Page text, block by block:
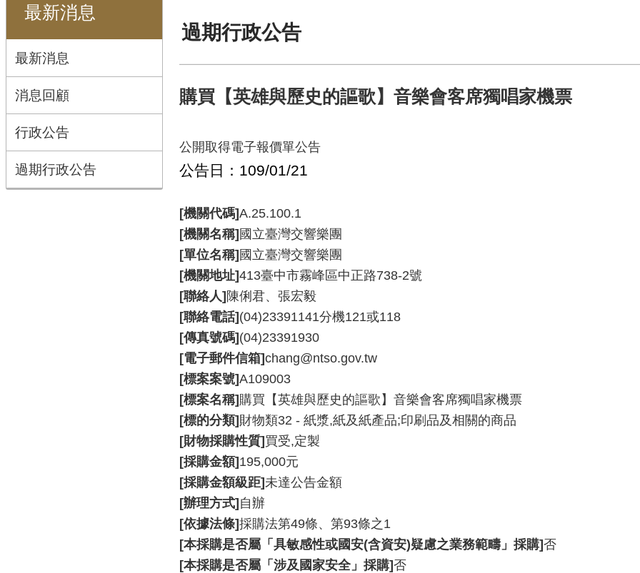
最新消息
最新消息
消息回顧
行政公告
過期行政公告
過期行政公告
購買【英雄與歷史的謳歌】音樂會客席獨唱家機票
公開取得電子報價單公告
公告日：109/01/21
[機關代碼]A.25.100.1
[機關名稱] 國立臺灣交響樂團
[單位名稱] 國立臺灣交響樂團
[機關地址]413臺中市霧峰區中正路738-2號
[聯絡人] 陳俐君、張宏毅
[聯絡電話] (04)23391141分機121或118
[傳真號碼] (04)23391930
[電子郵件信箱]chang@ntso.gov.tw
[標案案號]A109003
[標案名稱] 購買【英雄與歷史的謳歌】音樂會客席獨唱家機票
[標的分類] 財物類32 - 紙漿,紙及紙產品;印刷品及相關的商品
[財物採購性質] 買受,定製
[採購金額] 195,000元
[採購金額級距]未達公告金額
[辦理方式] 自辦
[依據法條]採購法第49條、第93條之1
[本採購是否屬「具敏感性或國安(含資安)疑慮之業務範疇」採購]否
[本採購是否屬「涉及國家安全」採購]否